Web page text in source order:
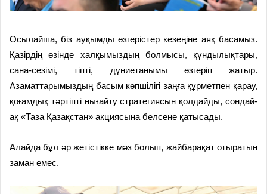
Осылайша, біз ауқымды өзгерістер кезеңіне аяқ басамыз.
Қазірдің өзінде халқымыздың болмысы, құндылықтары,
сана-сезімі, тіпті, дүниетанымы өзгеріп жатыр.
Азаматтарымыздың басым көпшілігі заңға құрметпен қарау,
қоғамдық тәртіпті нығайту стратегиясын қолдайды, сондай-
ақ «Таза Қазақстан» акциясына белсене қатысады.
Алайда бұл әр жетістікке мәз болып, жайбарақат отыратын
заман емес.